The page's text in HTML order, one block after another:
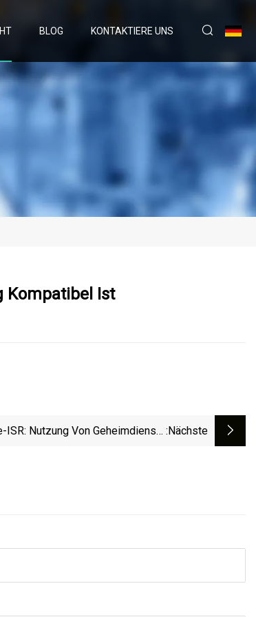
BLOG KONTAKTIERE UNS
Kompatibel Ist
ISR: Nutzung Von Geheimdienst-, :nächste